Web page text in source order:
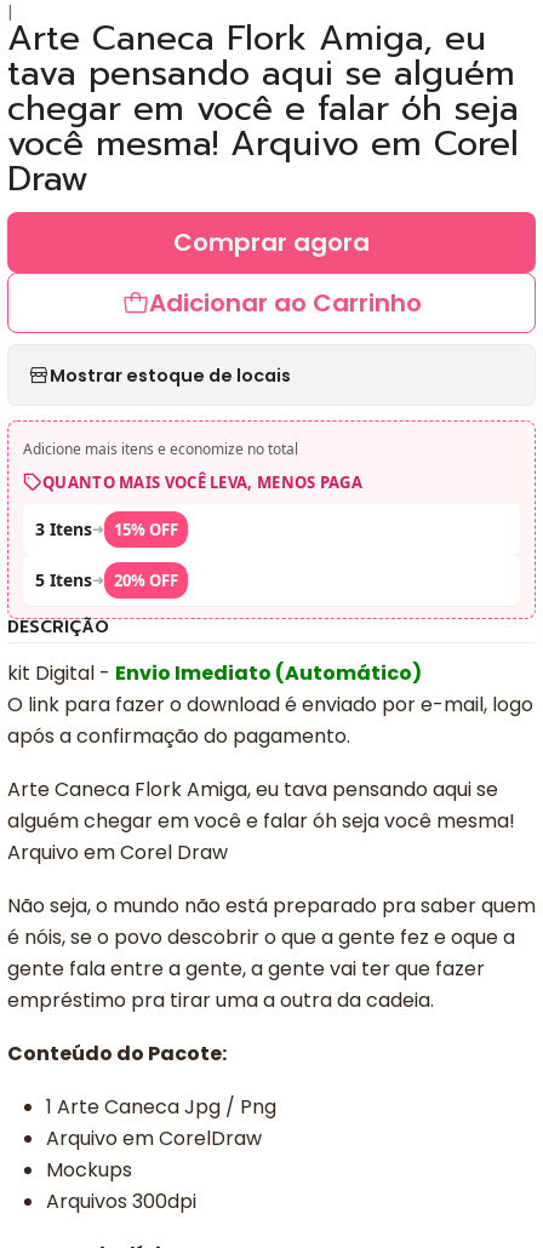
|Arte Caneca Flork Amiga, eu
tava pensando aqui se alguém
chegar em você e falar óh seja
você mesma! Arquivo em Corel
Draw
Adicionar ao Carrinho
Comprar agora
Mostrar estoque de locais
Adicione mais itens e economize no total
QUANTO MAIS VOCÊ LEVA, MENOS PAGA
3 Itens➜ 15% OFF
5 Itens➜ 20% OFF
DESCRIÇÃO
kit Digital - Envio Imediato (Automático)
O link para fazer o download é enviado por e-mail, logo
após a confirmação do pagamento.
Arte Caneca Flork Amiga, eu tava pensando aqui se
alguém chegar em você e falar óh seja você mesma!
Arquivo em Corel Draw
Não seja, o mundo não está preparado pra saber quem
é nóis, se o povo descobrir o que a gente fez e oque a
gente fala entre a gente, a gente vai ter que fazer
empréstimo pra tirar uma a outra da cadeia.
Conteúdo do Pacote:
1 Arte Caneca Jpg / Png
Arquivo em CorelDraw
Mockups
Arquivos 300dpi